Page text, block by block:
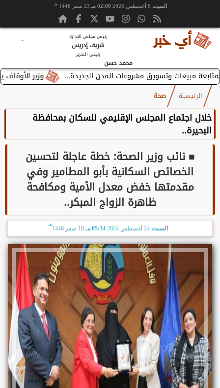
السبت 02:09 مـ 23 صفر 1448 هـ
رئيس مجلس الإدارة
شريف إدريس
رئيس التحرير
محمد حسن
-
وزير الأوقاف يستقبل
الرئيسية صحة
خلال اجتماع المجلس الإقليمي للسكان بمحافظة
البحيرة..
■ نائب وزير الصحة: خطة عاجلة لتحسين
الخصائص السكانية بأبو المطامير وفي
مقدمتها خفض معدل الأمية ومكافحة
ظاهرة الزواج المبكر..
السبت 05:34 مـ 18 صفر 1446
هـ